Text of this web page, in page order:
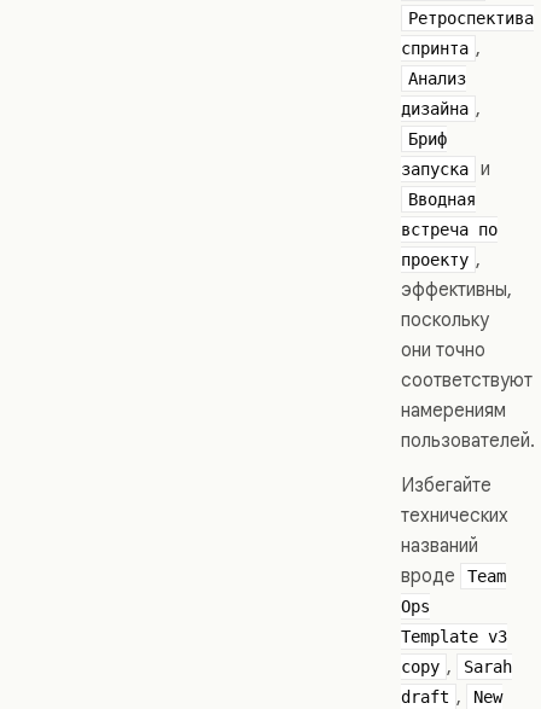
Ретроспектива
спринта ,
Анализ
дизайна ,
Бриф
запуска
и
Вводная
встреча по
проекту ,
эффективны,
поскольку
они точно
соответствуют
намерениям
пользователей.
Избегайте
технических
названий
вроде
Team
Ops
Template v3
copy ,
Sarah
draft ,
New